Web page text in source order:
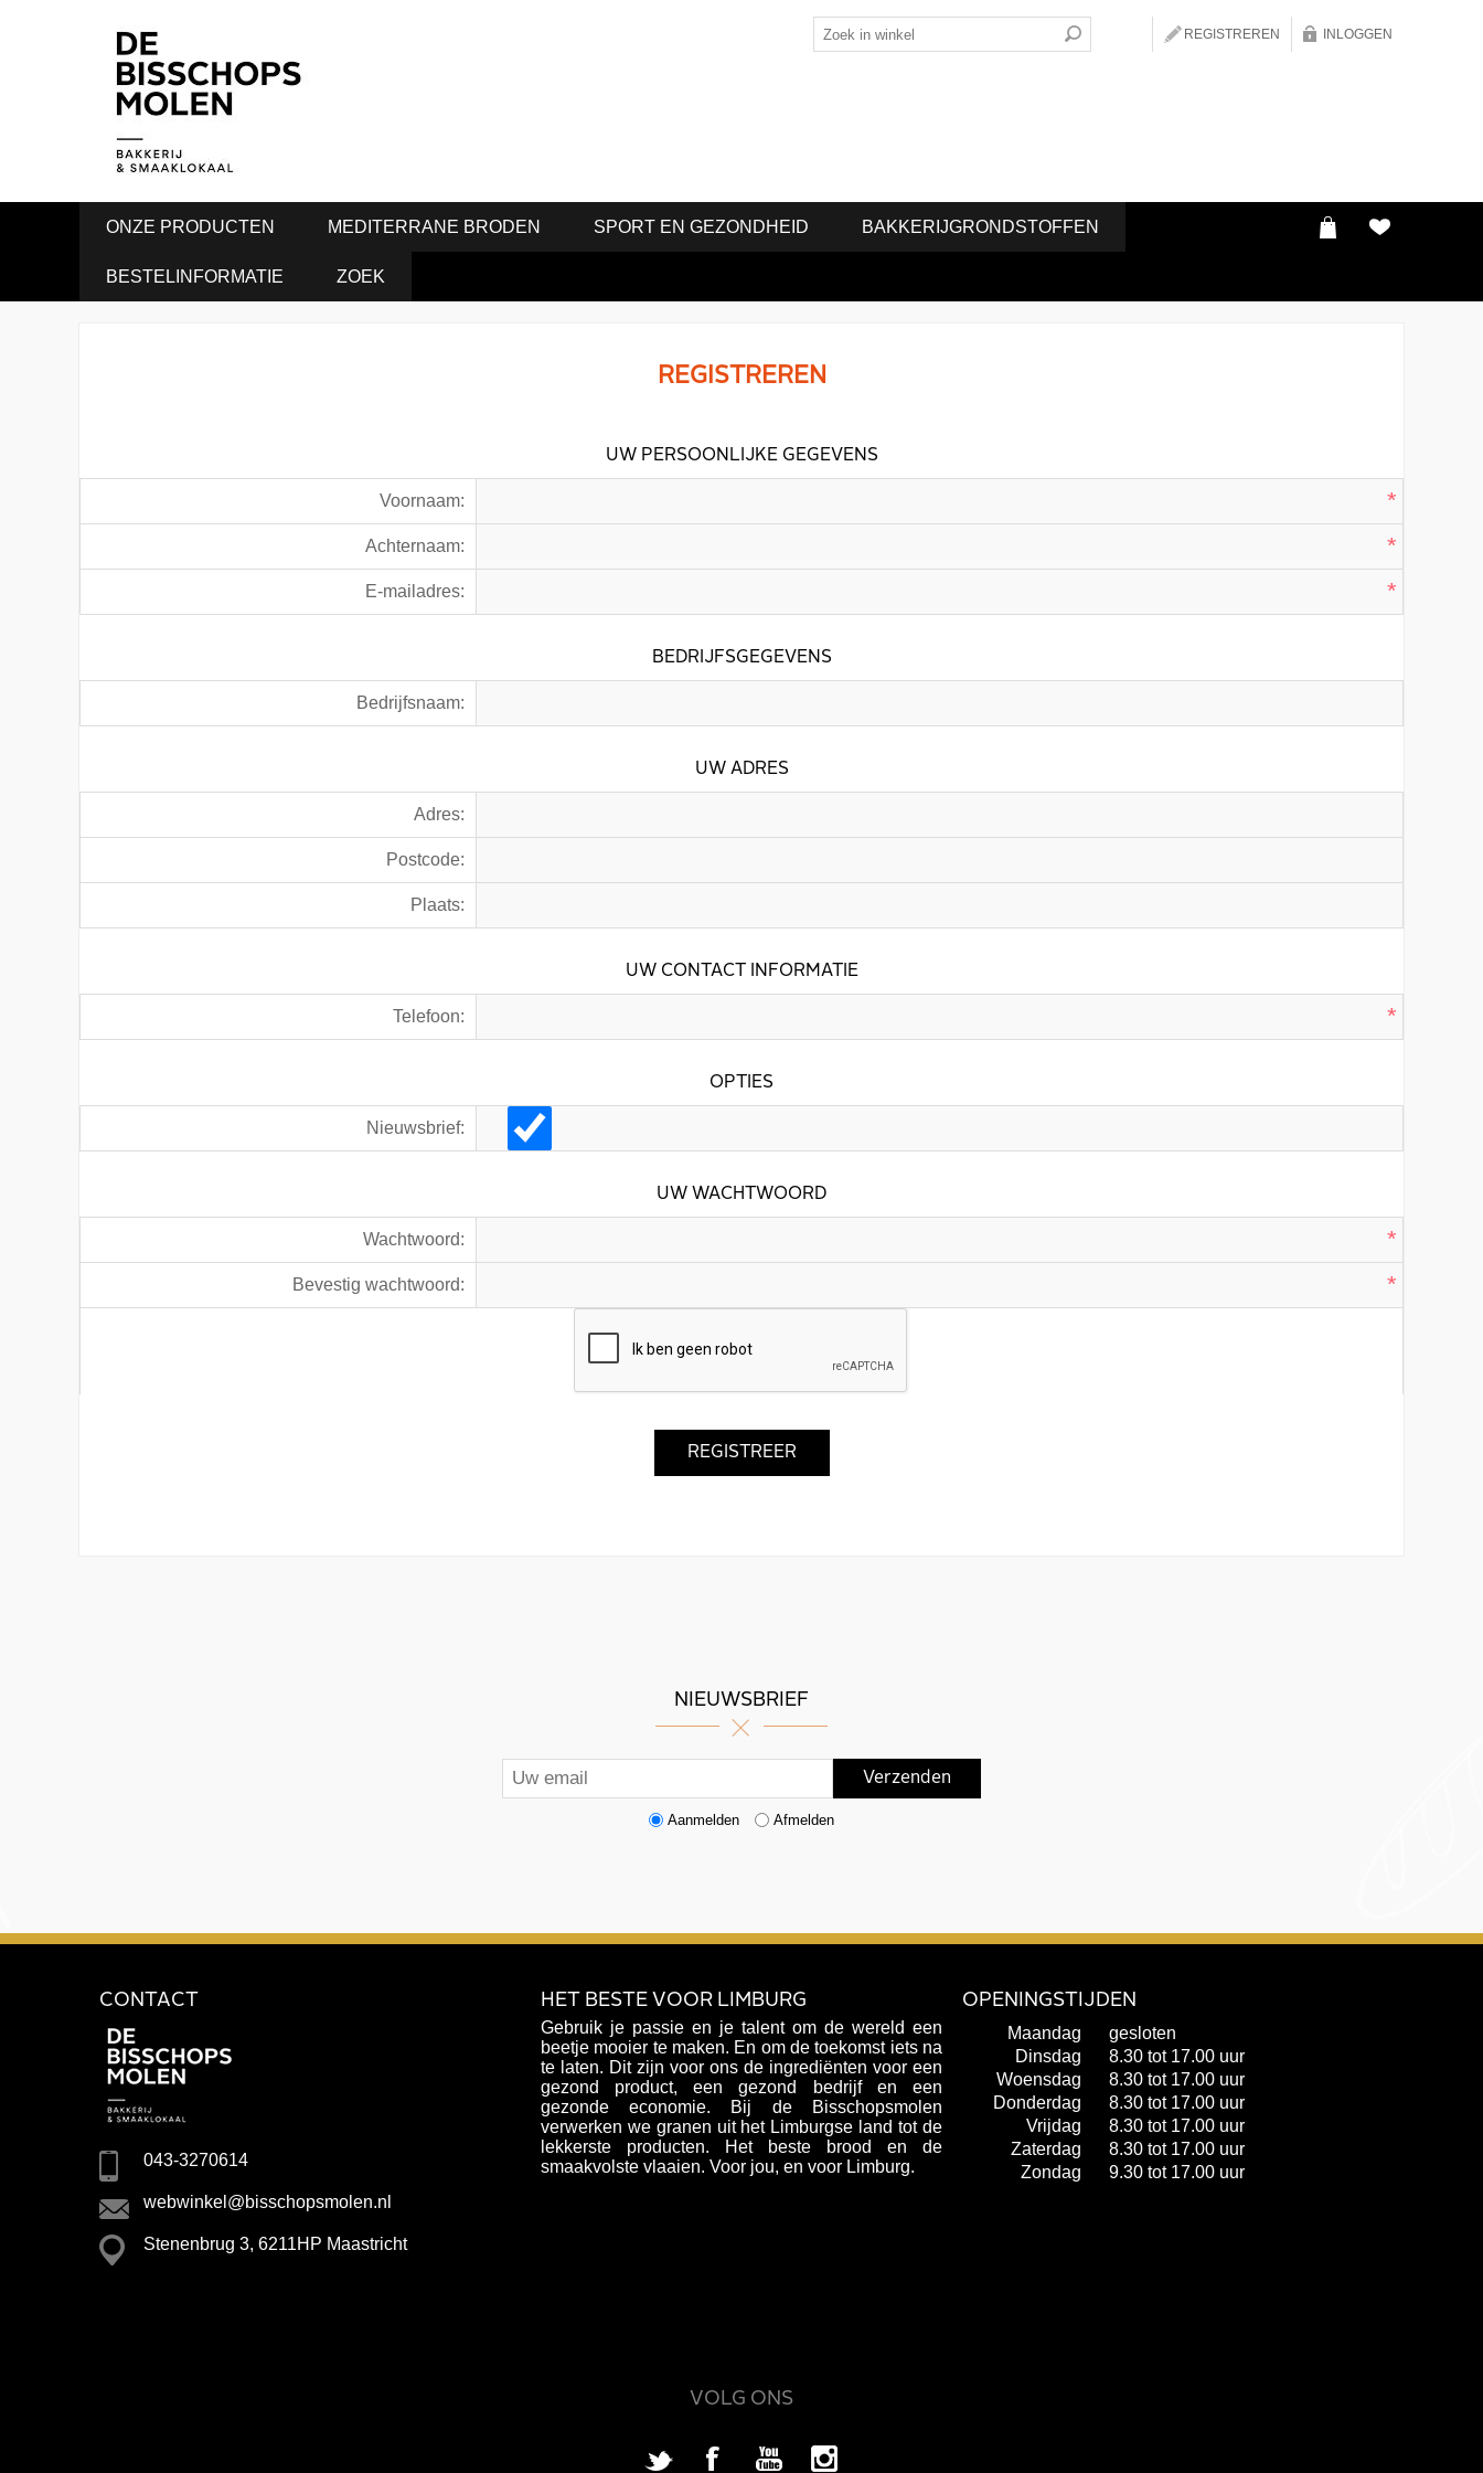
REGISTREREN INLOGGEN
ONZE PRODUCTEN MEDITERRANE BRODEN SPORT EN GEZONDHEID BAKKERIJGRONDSTOFFEN
BESTELINFORMATIE ZOEK
REGISTREREN
UW PERSOONLIJKE GEGEVENS
Voornaam: *
Achternaam: *
E-mailadres: *
BEDRIJFSGEGEVENS
Bedrijfsnaam:
UW ADRES
Adres:
Postcode:
Plaats:
UW CONTACT INFORMATIE
Telefoon: *
OPTIES
Nieuwsbrief:
UW WACHTWOORD
Wachtwoord: *
Bevestig wachtwoord: *
NIEUWSBRIEF
Aanmelden Afmelden
CONTACT
043-3270614
webwinkel@bisschopsmolen.nl
Stenenbrug 3, 6211HP Maastricht
HET BESTE VOOR LIMBURG
Gebruik je passie en je talent om de wereld een
beetje mooier te maken. En om de toekomst iets na
te laten. Dit zijn voor ons de ingrediënten voor een
gezond product, een gezond bedrijf en een
gezonde economie. Bij de Bisschopsmolen
verwerken we granen uit het Limburgse land tot de
lekkerste producten. Het beste brood en de
smaakvolste vlaaien. Voor jou, en voor Limburg.
OPENINGSTIJDEN
Maandag
gesloten
Dinsdag
8.30 tot 17.00 uur
Woensdag
8.30 tot 17.00 uur
Donderdag
8.30 tot 17.00 uur
Vrijdag
8.30 tot 17.00 uur
Zaterdag
8.30 tot 17.00 uur
Zondag
9.30 tot 17.00 uur
VOLG ONS